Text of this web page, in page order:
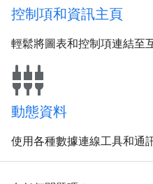
控制項和資訊主頁
輕鬆將圖表和控制項連結至
settings_input_component
動態資料
使用各種數據連線工具和通